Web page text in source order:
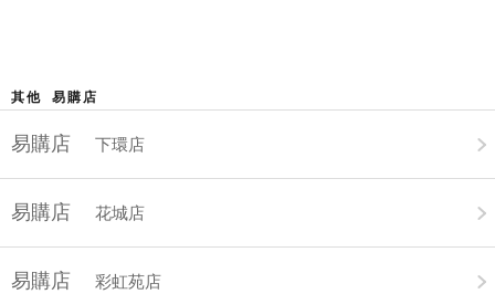
其他 易購店
易購店 下環店
易購店 花城店
易購店 彩虹苑店